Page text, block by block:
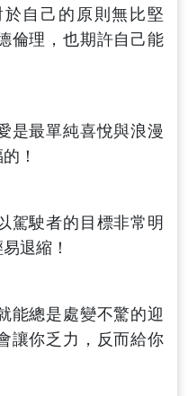
自己的原則無比堅
倫理，也期許自己能
是最單純喜悅與浪漫
！
駕駛者的目標非常明
退縮！
能總是處變不驚的迎
讓你乏力，反而給你